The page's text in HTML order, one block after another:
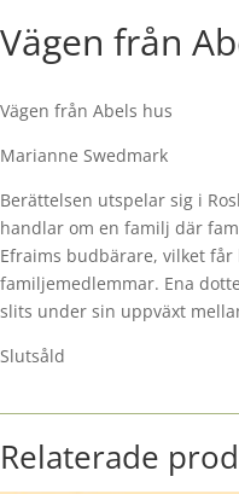
Vägen från
Vägen från Abels hus
Marianne Swedmark
Berättelsen utspelar sig i
handlar om en familj där
Efraims budbärare, vilket får
familjemedlemmar. Ena
slits under sin uppväxt
Slutsåld
Relaterade